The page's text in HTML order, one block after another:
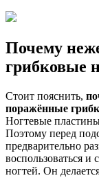
Почему
грибковые
Стоит пояснить,
поражённые
Ногтевые
Поэтому перед
предварительно
воспользоваться
ногтей. Он